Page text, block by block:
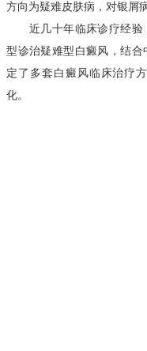
方向为疑难皮肤病，对银屑
近几十年临床诊疗经验
型诊治疑难型白癜风，结
定了多套白癜风临床治疗
化。